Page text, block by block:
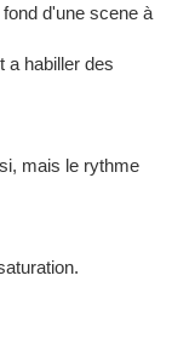
d'une scene à
a habiller des
mais le rythme